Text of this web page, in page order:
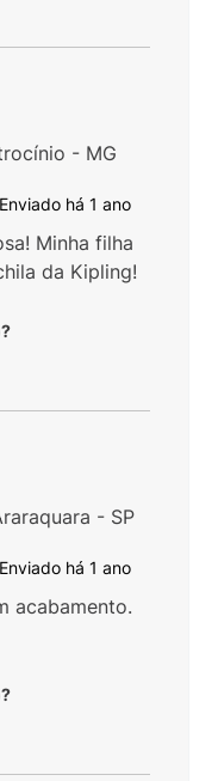
Enviado há 1 ano
Minha filha
da Kipling!
- MG
Enviado há 1 ano
acabamento.
- SP